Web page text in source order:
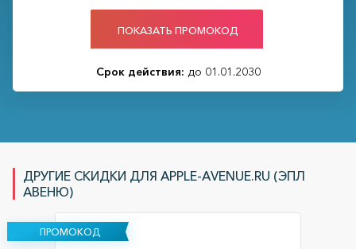
ПОКАЗАТЬ ПРОМОКОД
Срок действия: до 01.01.2030
ДРУГИЕ СКИДКИ ДЛЯ APPLE-AVENUE.RU (ЭПЛ
АВЕНЮ)
ПРОМОКОД